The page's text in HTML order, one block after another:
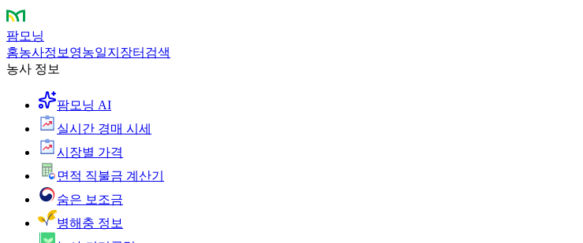
팜모닝
홈농사정보 영농일지 장터 검색
농사 정보
팜모닝 AI
실시간 경매 시세
시장별 가격
면적 직불금 계산기
숨은 보조금
병해충 정보